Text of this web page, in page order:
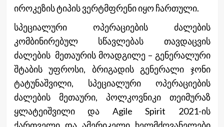
იროკეზის ტიპის ვერტმფრენი იყო ჩართული.
სპეციალური ოპერაციების ძალების
კომბინირებულ სწავლებას თავდაცვის
ძალების მეთაურის მოადგილე – გენერალური
შტაბის უფროსი, ბრიგადის გენერალი ჯონი
ტატუნაშვილი, სპეციალური ოპერაციების
ძალების მეთაური, პოლკოვნიკი თეიმურაზ
ყლატეიშვილი და Agile Spirit 2021-ის
ქართველი და ამერიკელი ხელმძღვანელები